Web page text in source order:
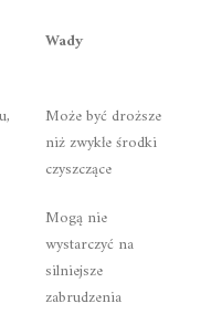
Wady
Może być droższe
niż zwykłe środki
czyszczące
Mogą nie
wystarczyć na
silniejsze
zabrudzenia